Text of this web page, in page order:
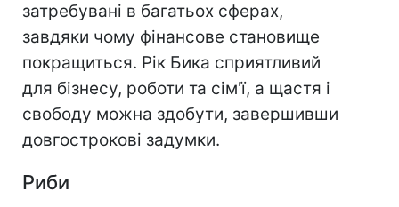
затребувані в багатьох сферах,
завдяки чому фінансове становище
покращиться. Рік Бика сприятливий
для бізнесу, роботи та сім'ї, а щастя і
свободу можна здобути, завершивши
довгострокові задумки.
Риби